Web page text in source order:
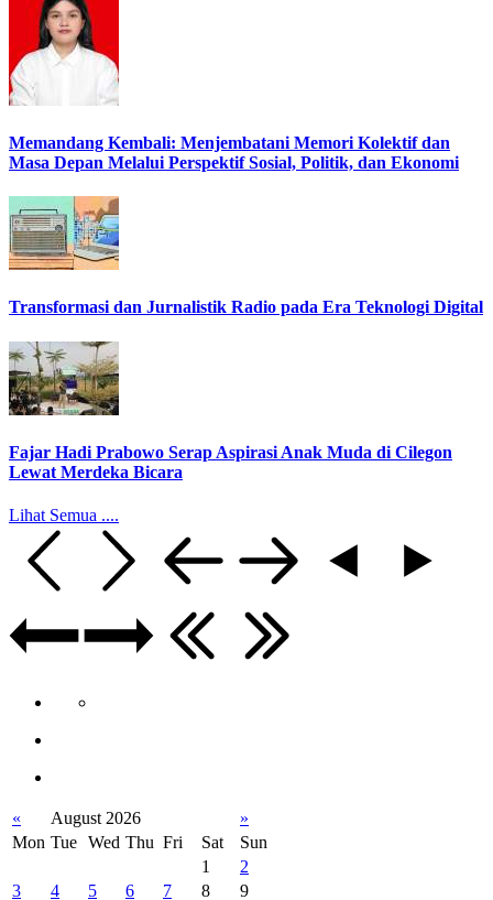
Memandang Kembali: Menjembatani Memori Kolektif dan
Masa Depan Melalui Perspektif Sosial, Politik, dan Ekonomi
Transformasi dan Jurnalistik Radio pada Era Teknologi Digital
Fajar Hadi Prabowo Serap Aspirasi Anak Muda di Cilegon
Lewat Merdeka Bicara
Lihat Semua ....
« August 2026
»
Mon Tue Wed Thu Fri Sat
Sun
1
2
3
4 5 6 7 8 9